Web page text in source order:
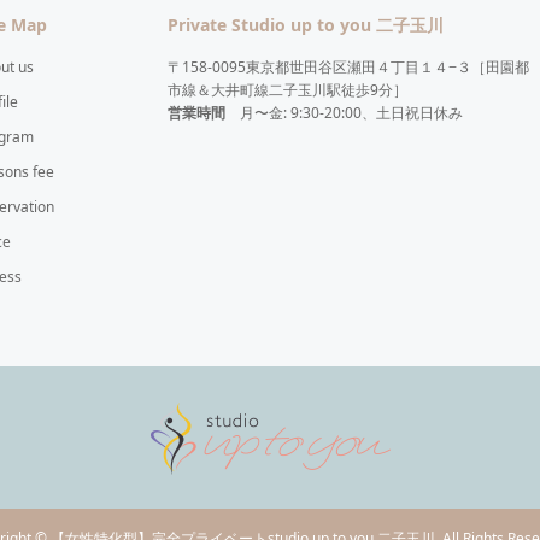
Map
us
fee
Private Studio up to you 二子玉川
〒158-0095東京都世田谷区瀬田４丁目１４−３［田園都
市線＆大井町線二子玉川駅徒歩9分］
営業時間
月〜金: 9:30-20:00、土日祝日休み